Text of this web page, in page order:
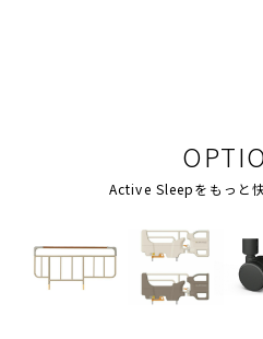
Active Sleepをもっと